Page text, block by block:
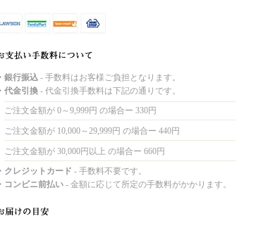
銀行振込 - 手数料はお客様ご負担となります。
代金引換 - 代金引換手数料は下記の通りです。
ご注文金額が 0～9,999円 の場合ー 330円
ご注文金額が 10,000～29,999円 の場合ー 440円
ご注文金額が 30,000円以上 の場合ー 660円
クレジットカード - 手数料不要です。
コンビニ前払い - 金額に応じて所定の手数料がかかります。